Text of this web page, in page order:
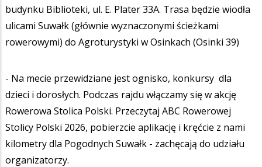
budynku Biblioteki, ul. E. Plater 33A. Trasa będzie wiodła
ulicami Suwałk (głównie wyznaczonymi ścieżkami
rowerowymi) do Agroturystyki w Osinkach (Osinki 39)
- Na mecie przewidziane jest ognisko, konkursy dla
dzieci i dorosłych. Podczas rajdu włączamy się w akcję
Rowerowa Stolica Polski. Przeczytaj ABC Rowerowej
Stolicy Polski 2026, pobierzcie aplikację i kręćcie z nami
kilometry dla Pogodnych Suwałk - zachęcają do udziału
organizatorzy.